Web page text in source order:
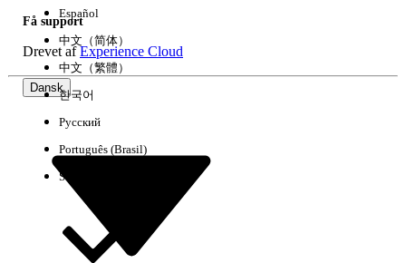
Få support
Drevet afExperience Cloud
Dansk
Español
中文（简体）
中文（繁體）
한국어
Русский
Português (Brasil)
Suomi